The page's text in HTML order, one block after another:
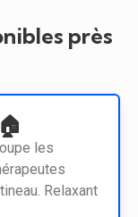
près
les
Relaxant